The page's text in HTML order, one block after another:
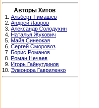
Авторы Хитов
1. Альберт Тимашев
2. Андрей Лавров
3. Александр Солодухин
4. Наталья Жукович
5. Майя Синеокая
6. Сергей Сморовоз
7. Борис Романов
8. Роман Нечаев
9. Игорь Гайнутдинов
10. Элеонора Гавриленко